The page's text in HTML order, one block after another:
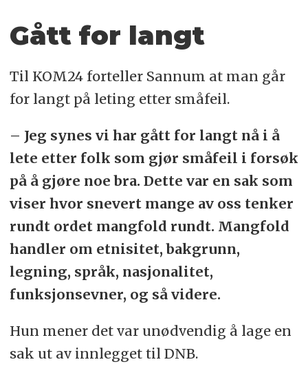
Gått for langt
Til KOM24 forteller Sannum at man går
for langt på leting etter småfeil.
– Jeg synes vi har gått for langt nå i å
lete etter folk som gjør småfeil i forsøk
på å gjøre noe bra. Dette var en sak som
viser hvor snevert mange av oss tenker
rundt ordet mangfold rundt. Mangfold
handler om etnisitet, bakgrunn,
legning, språk, nasjonalitet,
funksjonsevner, og så videre.
Hun mener det var unødvendig å lage en
sak ut av innlegget til DNB.